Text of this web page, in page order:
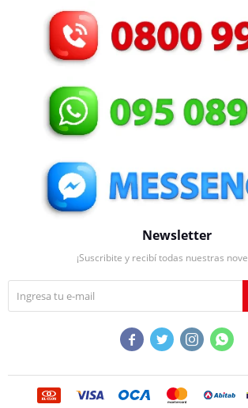
Newsletter
¡Suscribite y recibí todas nuestras
   